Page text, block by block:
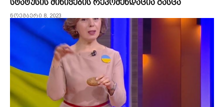
სტატუსის მინიჭების რეკომენდაცია გასცა
ნოემბერი 8, 2023